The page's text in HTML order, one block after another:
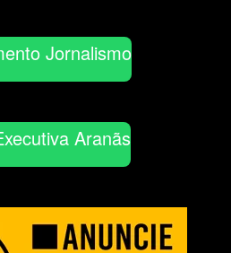
Jornalismo
Aranãs